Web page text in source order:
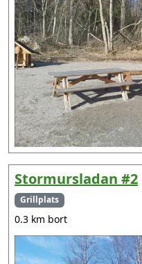
Stormursladan #2
Grillplats
0.3 km bort